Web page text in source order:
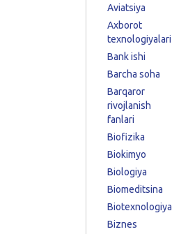
Aviatsiya
Axborot
texnologiyalari
Bank ishi
Barcha soha
Barqaror
rivojlanish
fanlari
Biofizika
Biokimyo
Biologiya
Biomeditsina
Biotexnologiya
Biznes